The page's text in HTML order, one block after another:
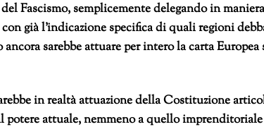
Fascismo, semplicemente delegando in
già l’indicazione specifica di quali regioni
sarebbe attuare per intero la carta
in realtà attuazione della Costituzione
potere attuale, nemmeno a quello